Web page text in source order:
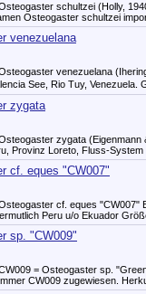
schultzei (Holly,
Osteogaster schultzei
venezuelana
venezuelana
See, Rio Tuy, Venezuela.
zygata
zygata (Eigenmann
Provinz Loreto, Fluss-System
cf. eques "CW007"
cf. eques "CW007"
Peru u/o Ekuador
sp. "CW009"
= Osteogaster sp.
CW009 zugewiesen.